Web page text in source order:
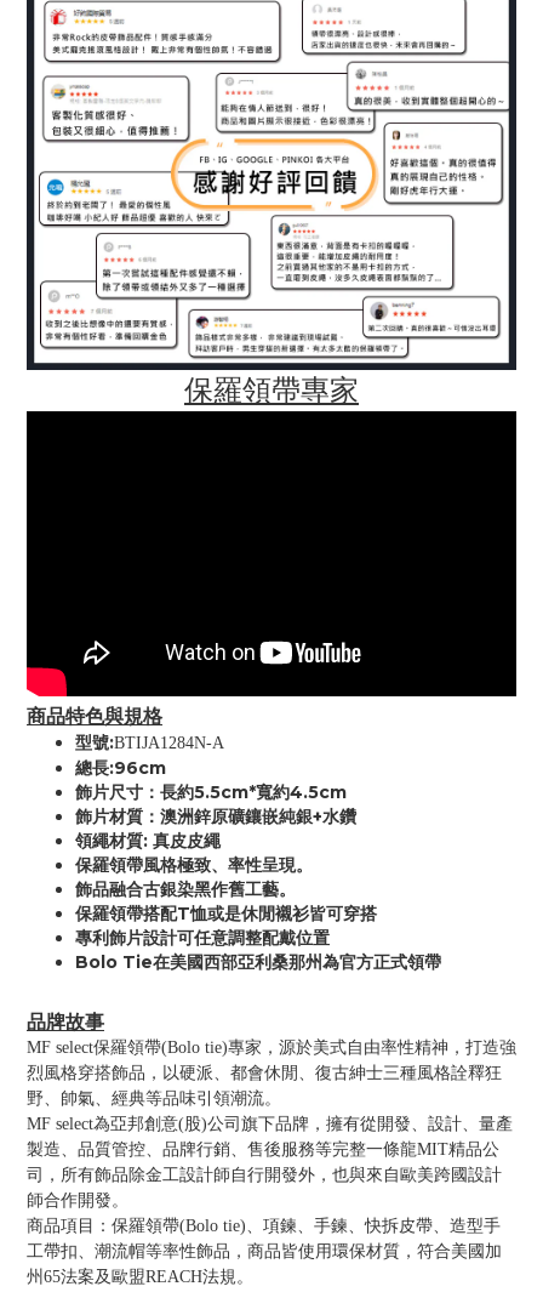
保羅領帶專家
商品特色與規格
型號:BTIJA1284N-A
總長:96cm
飾片尺寸：長約5.5cm*寬約4.5cm
飾片材質：澳洲鋅原礦鑲嵌純銀+水鑽
領繩材質: 真皮皮繩
保羅領帶風格極致、率性呈現。
飾品融合古銀染黑作舊工藝。
保羅領帶搭配T恤或是休閒襯衫皆可穿搭
專利飾片設計可任意調整配戴位置
Bolo Tie在美國西部亞利桑那州為官方正式領帶
品牌故事
MF select保羅領帶(Bolo tie)專家，源於美式自由率性精神，打造強
烈風格穿搭飾品，以硬派、都會休閒、復古紳士三種風格詮釋狂
野、帥氣、經典等品味引領潮流。
MF select為亞邦創意(股)公司旗下品牌，擁有從開發、設計、量產
製造、品質管控、品牌行銷、售後服務等完整一條龍MIT精品公
司，所有飾品除金工設計師自行開發外，也與來自歐美跨國設計
師合作開發。
商品項目：保羅領帶(Bolo tie)、項鍊、手鍊、快拆皮帶、造型手
工帶扣、潮流帽等率性飾品，商品皆使用環保材質，符合美國加
州65法案及歐盟REACH法規。